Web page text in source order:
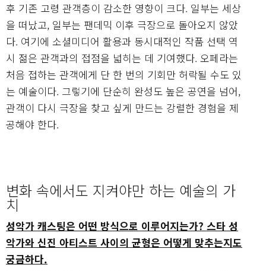
후 기존 고령 관객층이 감소한 영향이 크다. 일부는 세상
을 떠났고, 일부는 팬데믹 이후 극장으로 돌아오지 않았
다. 여기에 소셜미디어 활용과 동시대적인 작품 선택 역
시 젊은 관객과의 접점을 넓히는 데 기여했다. 오페라는
처음 접하는 관객에게 단 한 번의 기회만 허락될 수도 있
는 예술이다. 그렇기에 단순히 완성도 높은 공연을 넘어,
관객이 다시 극장을 찾고 싶게 만드는 강렬한 경험을 제
공해야 한다.
변화 속에서도 지켜야만 하는 예술의 가
치
성악가 캐스팅은 어떤 방식으로 이루어지는가? 스타 성
악가와 신진 아티스트 사이의 균형은 어떻게 맞추는지도
궁금하다.